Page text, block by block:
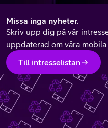
Missa inga nyheter.
Skriv upp dig på vår
uppdaterad om våra
Till intresselistan